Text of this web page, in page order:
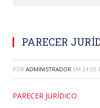
PARECER
POR ADMINISTRADOR EM 24 DE
PARECER JURÍDICO